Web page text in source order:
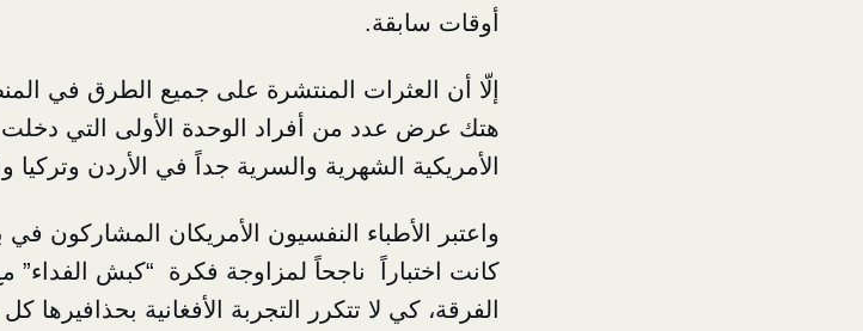
أوقات سابقة.
إلّا أن العثرات المنتشرة على جميع الطرق في
هتك عرض عدد من أفراد الوحدة الأولى التي دخلت
الأمريكية الشهرية والسرية جداً في الأردن وتركيا
واعتبر الأطباء النفسيون الأمريكان المشاركون في
كانت اختباراً ناجحاً لمزاوجة فكرة “كبش الفداء”
الفرقة، كي لا تتكرر التجربة الأفغانية